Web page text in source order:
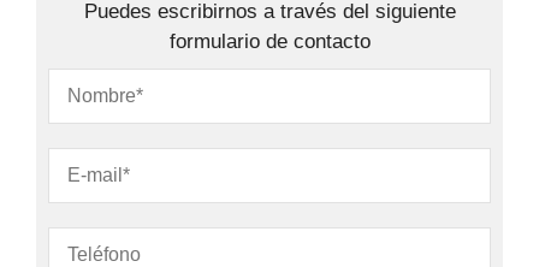
Puedes escribirnos a través del siguiente
formulario de contacto